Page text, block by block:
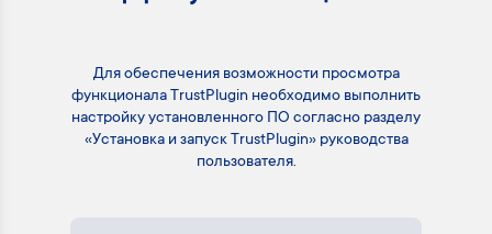
Для обеспечения возможности просмотра
функционала TrustPlugin необходимо выполнить
настройку установленного ПО согласно разделу
«Установка и запуск TrustPlugin» руководства
пользователя.